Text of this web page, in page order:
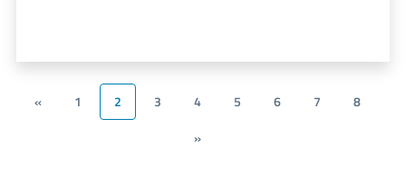
« 1 2 3 4 5 6 7
8
»